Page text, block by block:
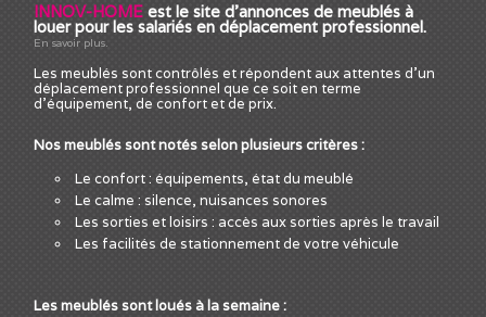
INNOV-HOME est le site d'annonces de meublés à
louer pour les salariés en déplacement professionnel.
En savoir plus.
Les meublés sont contrôlés et répondent aux attentes d'un
déplacement professionnel que ce soit en terme
d'équipement, de confort et de prix.
Nos meublés sont notés selon plusieurs critères :
Le confort : équipements, état du meublé
Le calme : silence, nuisances sonores
Les sorties et loisirs : accès aux sorties après le travail
Les facilités de stationnement de votre véhicule
Les meublés sont loués à la semaine :